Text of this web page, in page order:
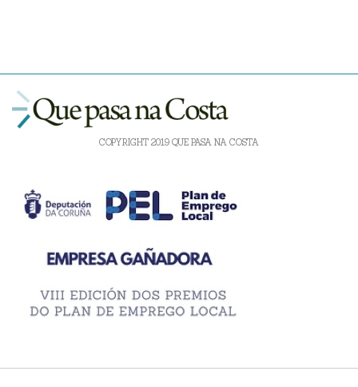
COPYRIGHT 2019 QUE PASA NA COSTA